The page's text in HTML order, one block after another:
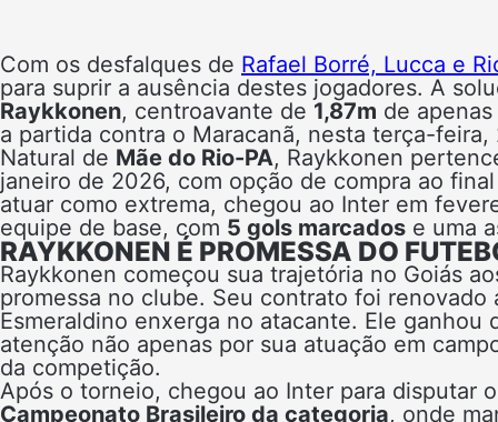
Com os desfalques de Rafael Borré, Lucca e
para suprir a ausência destes jogadores. A
Raykkonen, centroavante de 1,87m de apenas
a partida contra o Maracanã, nesta terça-
Natural de Mãe do Rio-PA, Raykkonen
janeiro de 2026, com opção de compra ao
atuar como extrema, chegou ao Inter em
equipe de base, com 5 gols marcados e uma
RAYKKONEN É PROMESSA DO
Raykkonen começou sua trajetória no Goiás
promessa no clube. Seu contrato foi renovado
Esmeraldino enxerga no atacante. Ele ganhou
atenção não apenas por sua atuação em
da competição.
Após o torneio, chegou ao Inter para disputar o
Campeonato Brasileiro da categoria, onde